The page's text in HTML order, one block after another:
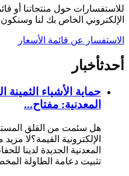
للاستفسارات حول منتجاتنا أو
الإلكتروني الخاص بك لنا وسنكون
الاستفسار عن قائمة الأسعار
أحدثأخبار
حماية الأشياء
المعدنية: مفتاح...
هل سئمت من القلق
الإلكترونية القيمة؟لا
المعدنية الجديدة لدينا
تثبيت دعامة الطاولة